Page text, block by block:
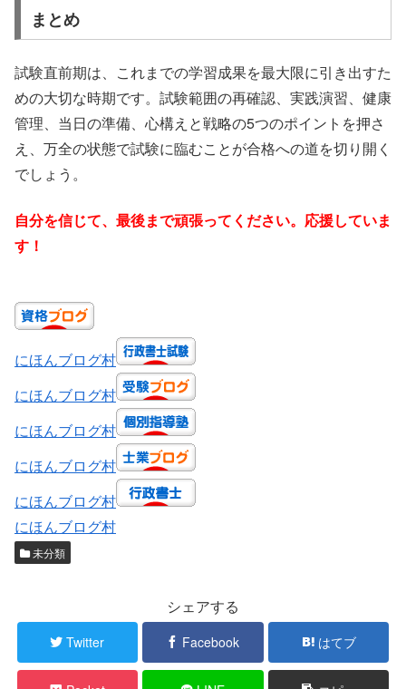
まとめ
試験直前期は、これまでの学習成果を最大限に引き出すた
めの大切な時期です。試験範囲の再確認、実践演習、健康
管理、当日の準備、心構えと戦略の5つのポイントを押さ
え、万全の状態で試験に臨むことが合格への道を切り開く
でしょう。
自分を信じて、最後まで頑張ってください。応援していま
す！
にほんブログ村
にほんブログ村
にほんブログ村
にほんブログ村
にほんブログ村
にほんブログ村
未分類
シェアする
Twitter Facebook はてブ